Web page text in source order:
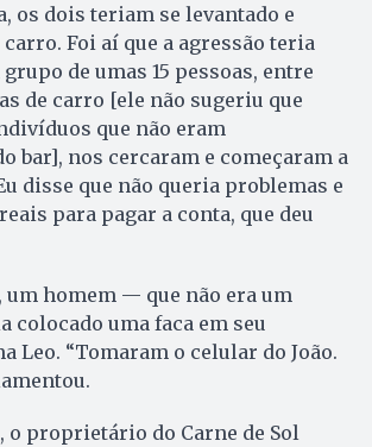
os dois teriam se levantado e
Foi aí que a agressão teria
de umas 15 pessoas, entre
de carro [ele não sugeriu que
que não eram
bar], nos cercaram e começaram a
disse que não queria problemas e
para pagar a conta, que deu
um homem — que não era um
colocado uma faca em seu
Leo. “Tomaram o celular do João.
o proprietário do Carne de Sol